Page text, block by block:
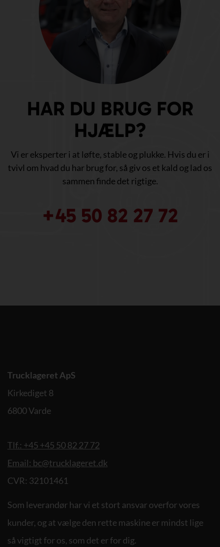
HAR DU BRUG FOR
HJÆLP?
Vi er eksperter i at løfte, stable og plukke. Hvis du er i
tvivl om hvad du har brug for, så giv os et kald og lad os
sammen finde det rigtige.
+45 50 82 27 72
Trucklageret ApS
Kirkediget 8
6800 Varde
Tlf.: +45 +45 50 82 27 72
Email: bc@trucklageret.dk
CVR: 32101461
Som leverandør har vi et stort ansvar overfor vores
kunder, og at vælge den rette maskine er mindst lige
så vigtigt for os, som det er for dig.